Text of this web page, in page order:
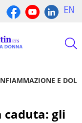
EN
E
caduta: gli